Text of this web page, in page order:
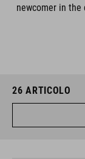
newcomer in the
26 ARTICOLO